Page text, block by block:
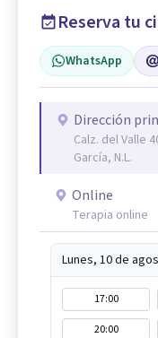
Reserva tu
WhatsApp
Dirección
Calz. del Valle
García, N.L.
Online
Terapia online
Lunes, 10 de
17:00
20:00